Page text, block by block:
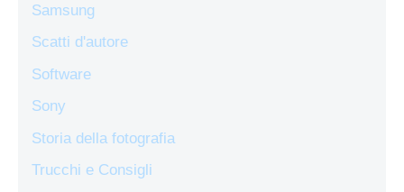
Samsung
Scatti d'autore
Software
Sony
Storia della fotografia
Trucchi e Consigli